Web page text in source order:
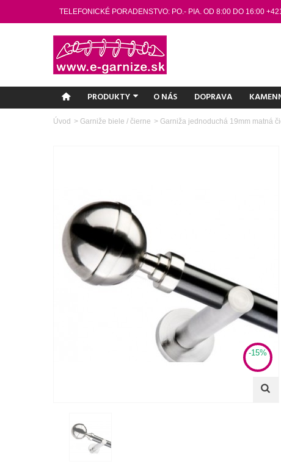
TELEFONICKÉ PORADENSTVO: PO.- PIA. OD 8:00 DO 16:00
PRODUKTY O NÁS DOPRAVA
Úvod > Garniže biele / čierne > Garniža jednoduchá 19mm matná
-15%